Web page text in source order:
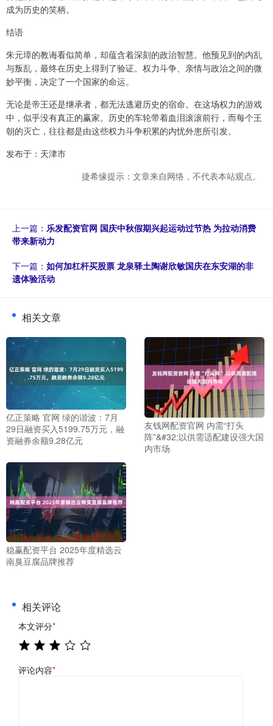
成为历史的笑柄。
结语
朱元璋的教诲看似简单，却蕴含着深刻的政治智慧。他预见到的内乱
与叛乱，最终在历史上得到了验证。权力斗争、亲情与政治之间的微
妙平衡，决定了一个国家的命运。
无论是帝王还是继承者，都无法逃避历史的宿命。在这场权力的游戏
中，似乎没有真正的赢家。历史的车轮带着血泪滚滚前行，而每个王
朝的灭亡，往往都是由这些权力斗争积累的内忧外患所引发。
发布于：天津市
捷希缘提示：文章来自网络，不代表本站观点。
上一篇： 乐发配资官网 国庆中秋假期兴起运动过节热 为拉动消费
带来新动力
下一篇： 如何加杠杆买股票 龙泉驿土陶谢欣敏国庆在东安湖的非
遗体验活动
相关文章
亿正策略 官网 绿的谐波：7月
29日融资买入5199.75万元，融
资融券余额9.28亿元
友钱网配资官网 内需“打头
阵”&#32;以供需适配建设强大国
内市场
稳赢配资平台 2025年度精选云
南臭豆腐品牌推荐
相关评论
本文评分*
评论内容*